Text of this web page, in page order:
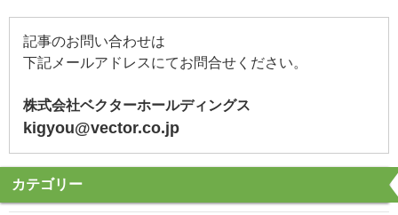
記事のお問い合わせは
下記メールアドレスにてお問合せください。
株式会社ベクターホールディングス
kigyou@vector.co.jp
カテゴリー